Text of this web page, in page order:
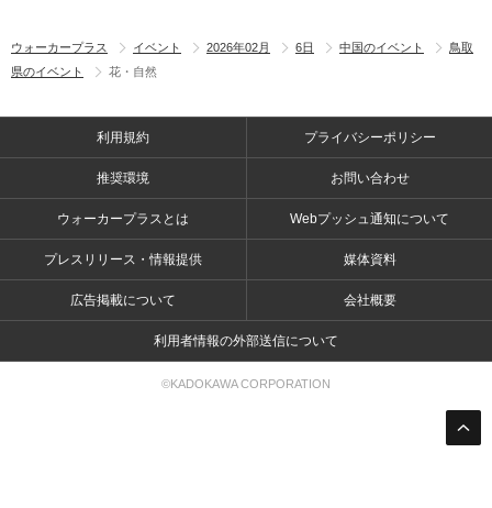
ウォーカープラス イベント 2026年02月 6日 中国のイベント
鳥取
県のイベント
花・自然
利用規約 プライバシーポリシー
推奨環境 お問い合わせ
ウォーカープラスとは Webプッシュ通知について
プレスリリース・情報提供 媒体資料
広告掲載について 会社概要
利用者情報の外部送信について
©KADOKAWA CORPORATION